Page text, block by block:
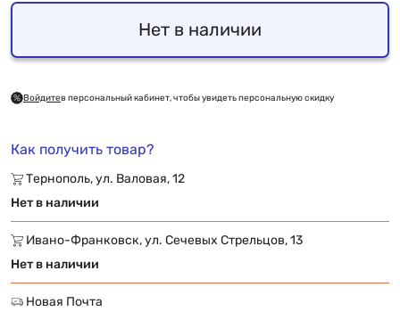
Нет в наличии
Войдитев персональный кабинет, чтобы увидеть персональную скидку
Как получить товар?
Тернополь, ул. Валовая, 12
Нет в наличии
Ивано-Франковск, ул. Сечевых Стрельцов, 13
Нет в наличии
Новая Почта